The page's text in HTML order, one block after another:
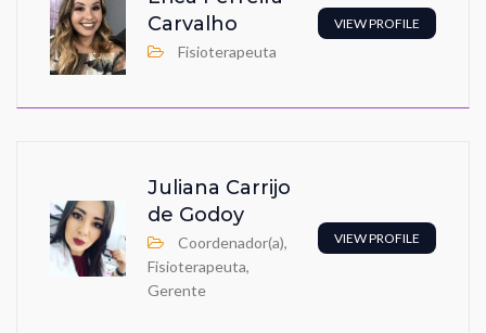
Carvalho
Fisioterapeuta
VIEW PROFILE
Juliana Carrijo
de Godoy
Coordenador(a),
Fisioterapeuta,
Gerente
VIEW PROFILE